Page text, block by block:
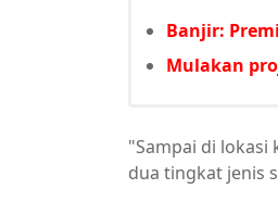
Banjir:
Mulakan
"Sampai di
dua tingkat jenis